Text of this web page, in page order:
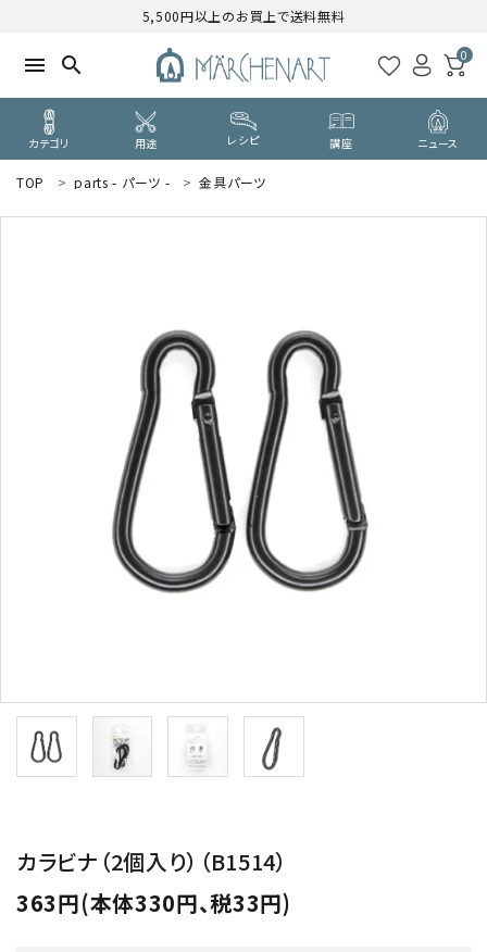
5,500円以上のお買上で送料無料
menu search 0
カテゴリ 用途 レシピ 講座 ニュース
新規会員登録
カテゴリーから探す
用途から探す
SHOP
店舗
CONTACT
TOP parts - パーツ - 金具パーツ
カラビナ（2個入り）（B1514）
363円(本体330円、税33円)